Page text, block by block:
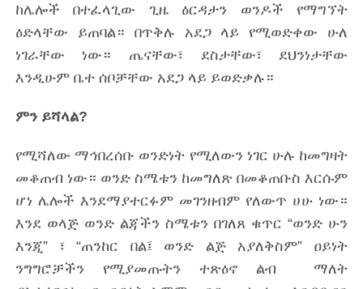
ከሌሎች በተፈላጊው ጊዜ ዕርዳታን ወንዶች የማግኘት
ዕድላቸው ይጠባል። በጥቅሉ አደጋ ላይ የሚወድቀው ሁለ
ነገራቸው ነው። ጤናቸው፣ ደስታቸው፣ ደህንነታቸው
እንዲሁም ቤተ ሰቦቻቸው አደጋ ላይ ይወድቃሉ።
ምን ይሻላል?
የሚሻለው ማኅበረሰቡ ወንድነት የሚለውን ነገር ሁሉ ከመግዛት
መቆጠብ ነው። ወንድ ስሜቱን ከመግለጽ በመቆጠቡስ እርሱም
ሆነ ሌሎች እንደማያተርፉም መገንዘብም የለውጥ ሀሁ ነው።
እንደ ወላጅ ወንድ ልጃችን ስሜቱን በገለጸ ቁጥር “ወንድ ሁን
እንጂ” ፣ “ጠንከር በል፤ ወንድ ልጅ አያለቅስም” ዐይነት
ንግግሮቻችን የሚያመጡትን ተጽዕኖ ልብ ማለት